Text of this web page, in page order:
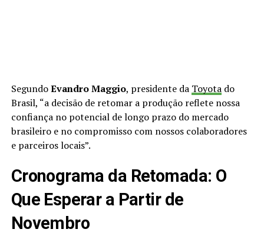
SegundoEvandro Maggio, presidente da Toyotado
Brasil, “a decisão de retomar a produção reflete nossa
confiança no potencial de longo prazo do mercado
brasileiro e no compromisso com nossos colaboradores
e parceiros locais”.
Cronograma da Retomada: O
Que Esperar a Partir de
Novembro